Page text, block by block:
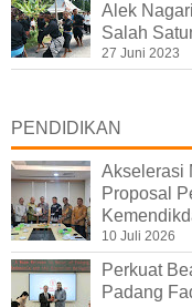
Alek
Salah
27 Juni 2023
PENDIDIKAN
Akselerasi
Proposal
10 Juli 2026
Perkuat
Padang